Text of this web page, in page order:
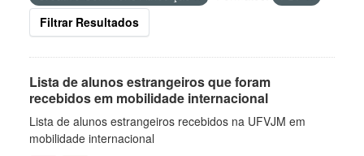
Filtrar Resultados
Lista de alunos estrangeiros que foram
recebidos em mobilidade internacional
Lista de alunos estrangeiros recebidos na UFVJM em
mobilidade internacional